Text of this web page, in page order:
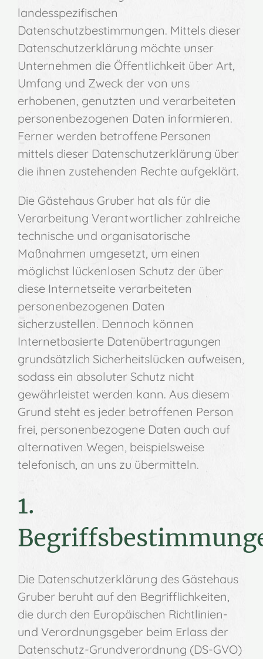
landesspezifischen
Datenschutzbestimmungen. Mittels dieser
Datenschutzerklärung möchte unser
Unternehmen die Öffentlichkeit über Art,
Umfang und Zweck der von uns
erhobenen, genutzten und verarbeiteten
personenbezogenen Daten informieren.
Ferner werden betroffene Personen
mittels dieser Datenschutzerklärung über
die ihnen zustehenden Rechte aufgeklärt.
Die Gästehaus Gruber hat als für die
Verarbeitung Verantwortlicher zahlreiche
technische und organisatorische
Maßnahmen umgesetzt, um einen
möglichst lückenlosen Schutz der über
diese Internetseite verarbeiteten
personenbezogenen Daten
sicherzustellen. Dennoch können
Internetbasierte Datenübertragungen
grundsätzlich Sicherheitslücken aufweisen,
sodass ein absoluter Schutz nicht
gewährleistet werden kann. Aus diesem
Grund steht es jeder betroffenen Person
frei, personenbezogene Daten auch auf
alternativen Wegen, beispielsweise
telefonisch, an uns zu übermitteln.
1.
Die Datenschutzerklärung des Gästehaus
Gruber beruht auf den Begrifflichkeiten,
die durch den Europäischen Richtlinien-
und Verordnungsgeber beim Erlass der
Datenschutz-Grundverordnung (DS-GVO)